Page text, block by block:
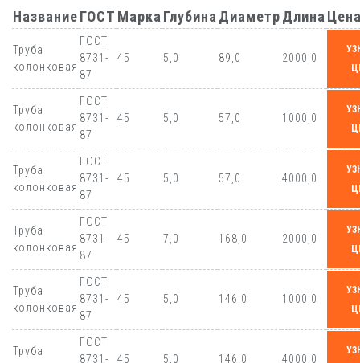
НазваниеГОСТ Марка Глубина ДиаметрДлина
Труба
колонковая
ГОСТ
8731-
87
45 5,0 89,0 2000,0
Труба
колонковая
ГОСТ
8731-
87
45 5,0 57,0 1000,0
Труба
колонковая
ГОСТ
8731-
87
45 5,0 57,0 4000,0
Труба
колонковая
ГОСТ
8731-
87
45 7,0 168,0 2000,0
Труба
колонковая
ГОСТ
8731-
87
45 5,0 146,0 1000,0
Труба
ГОСТ
8731-
45 5,0 146,0 4000,0